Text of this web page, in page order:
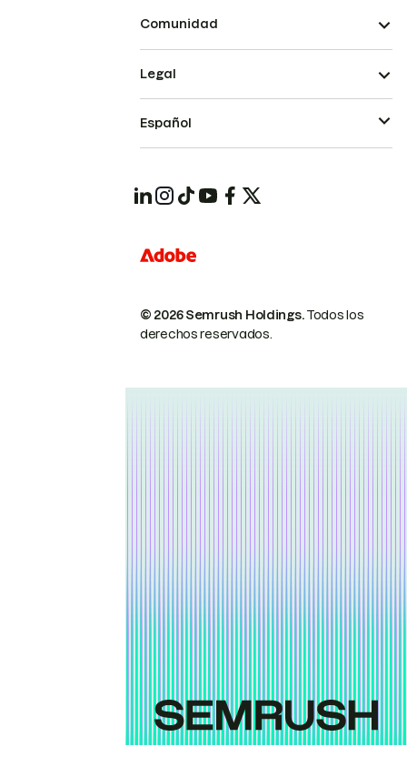
Comunidad
© 2026 Semrush Holdings.Todos los
derechos reservados.
Legal
Español